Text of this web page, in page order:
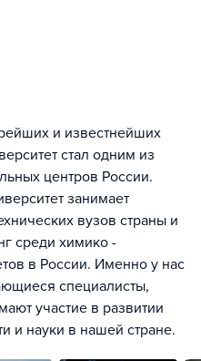
и известнейших
стал одним из
центров России.
занимает
вузов страны и
среди химико -
в России. Именно у нас
специалисты,
участие в развитии
и науки в нашей стране.